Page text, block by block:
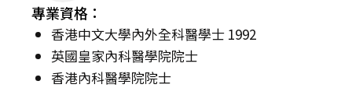
專業資格：
香港中文大學內外全科醫學士 1992
英國皇家內科醫學院院士
香港內科醫學院院士